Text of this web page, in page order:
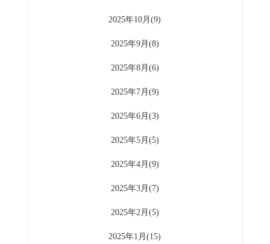
2025年10月(9)
2025年9月(8)
2025年8月(6)
2025年7月(9)
2025年6月(3)
2025年5月(5)
2025年4月(9)
2025年3月(7)
2025年2月(5)
2025年1月(15)